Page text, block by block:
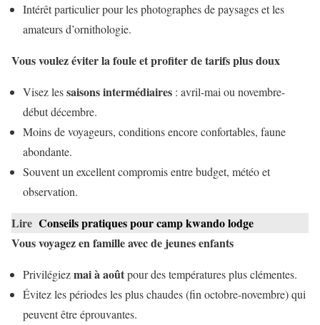
Intérêt particulier pour les photographes de paysages et les
amateurs d’ornithologie.
Vous voulez éviter la foule et profiter de tarifs plus doux
Visez lessaisons intermédiaires : avril-mai ou novembre-
début décembre.
Moins de voyageurs, conditions encore confortables, faune
abondante.
Souvent un excellent compromis entre budget, météo et
observation.
Lire Conseils pratiques pour camp kwando lodge
Vous voyagez en famille avec de jeunes enfants
Privilégiezmai à aoûtpour des températures plus clémentes.
Évitez les périodes les plus chaudes (fin octobre-novembre) qui
peuvent être éprouvantes.